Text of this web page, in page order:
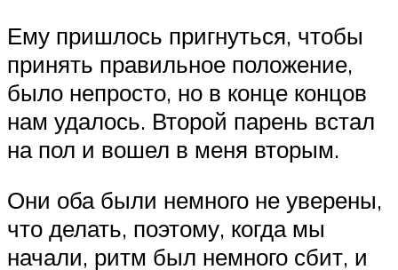
Ему пришлось пригнуться, чтобы
принять правильное положение,
было непросто, но в конце концов
нам удалось. Второй парень встал
на пол и вошел в меня вторым.
Они оба были немного не уверены,
что делать, поэтому, когда мы
начали, ритм был немного сбит, и